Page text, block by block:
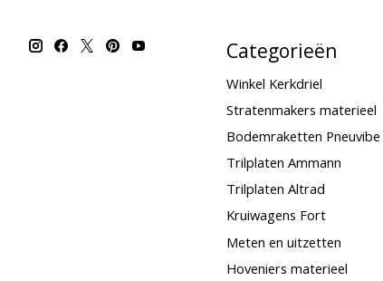
Categorieën
Winkel Kerkdriel
Stratenmakers materieel
Bodemraketten Pneuvibe
Trilplaten Ammann
Trilplaten Altrad
Kruiwagens Fort
Meten en uitzetten
Hoveniers materieel